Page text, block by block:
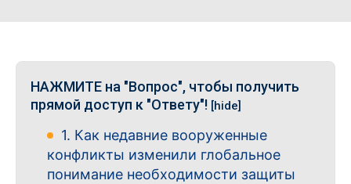
НАЖМИТЕ на "Вопрос", чтобы получить
прямой доступ к "Ответу"! [hide]
1. Как недавние вооруженные
конфликты изменили глобальное
понимание необходимости защиты